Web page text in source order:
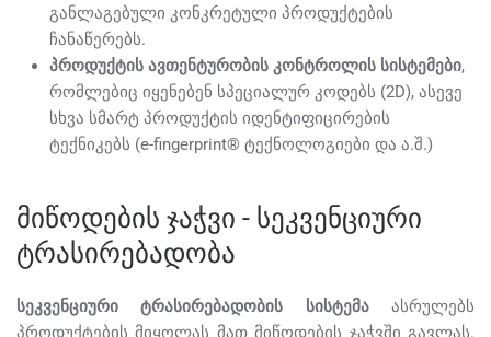
განლაგებული კონკრეტული პროდუქტების
ჩანაწერებს.
პროდუქტის ავთენტურობის კონტროლის სისტემები,
რომლებიც იყენებენ სპეციალურ კოდებს (2D), ასევე
სხვა სმარტ პროდუქტის იდენტიფიცირების
ტექნიკებს (e-fingerprint® ტექნოლოგიები და ა.შ.)
მიწოდების ჯაჭვი - სეკვენციური
ტრასირებადობა
სეკვენციური ტრასირებადობის სისტემაასრულებს
პროდუქტების მიყოლას მათ მიწოდების ჯაჭვში გავლას.